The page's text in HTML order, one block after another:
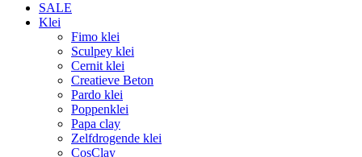
SALE
Klei
Fimo klei
Sculpey klei
Cernit klei
Creatieve Beton
Pardo klei
Poppenklei
Papa clay
Zelfdrogende klei
CosClay